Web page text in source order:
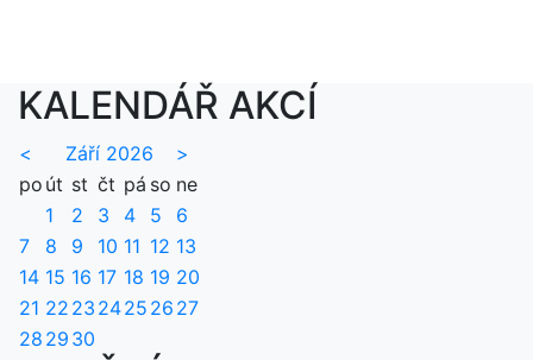
KALENDÁŘ AKCÍ
< Září 2026
>
po út st čt pá so ne
1
2 3 4 5
6
7
8 9 10 11 12 13
14 15 16 17 18 19 20
21 22 23 2425 26 27
28 29 30